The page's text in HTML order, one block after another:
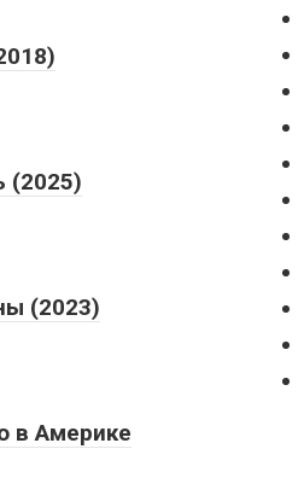
(2025)
(2023)
в Америке